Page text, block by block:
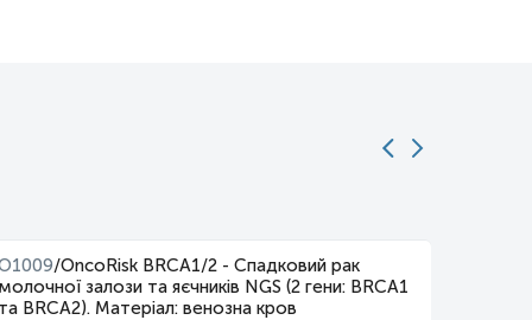
/OncoRisk BRCA1/2 - Спадковий рак
залози та яєчників NGS (2 гени: BRCA1
BRCA2). Матеріал: венозна кров